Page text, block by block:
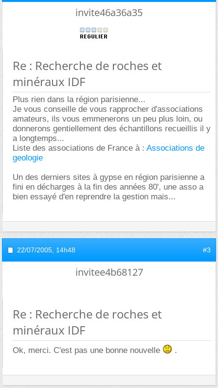
invite46a36a35
Re : Recherche de roches et
minéraux IDF
Plus rien dans la région parisienne...
Je vous conseille de vous rapprocher d'associations
amateurs, ils vous emmenerons un peu plus loin, ou
donnerons gentiellement des échantillons recueillis il y
a longtemps...
Liste des associations de France à : Associations de
geologie
Un des derniers sites à gypse en région parisienne a
fini en décharges à la fin des années 80', une asso a
bien essayé d'en reprendre la gestion mais...
22/07/2005, 14h48 #3
invitee4b68127
Re : Recherche de roches et
minéraux IDF
Ok, merci. C'est pas une bonne nouvelle .